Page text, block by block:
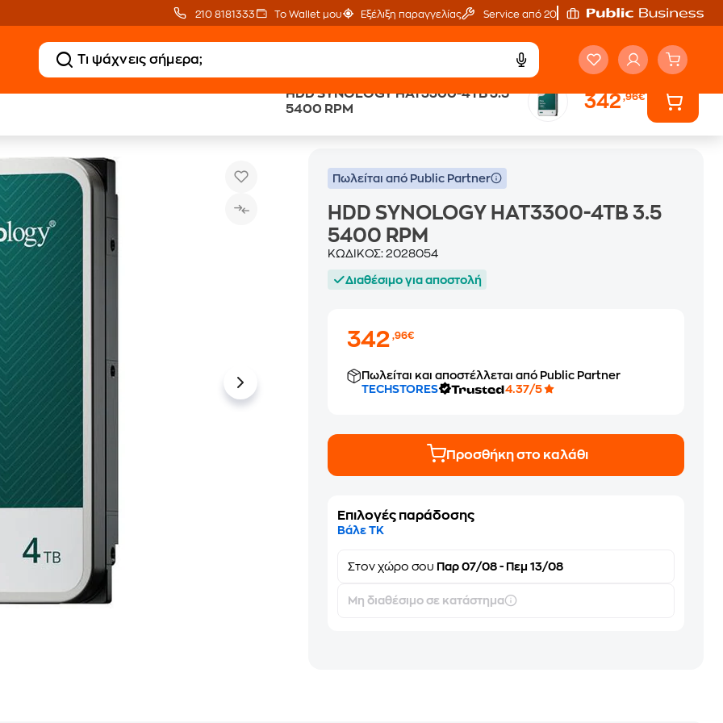
210 8181333 Το Wallet μου Εξέλιξη παραγγελίας Service από 20'
HDD SYNOLOGY HAT3300-4TB 3.5
5400 RPM
342,96€
HDD SYNOLOGY HAT3300-4TB 3.5 5400 RPM
Πωλείται από Public Partner
HDD SYNOLOGY HAT3300-4TB 3.5
5400 RPM
ΚΩΔΙΚΟΣ:2028054
Διαθέσιμο για αποστολή
342,96€
Πωλείται και αποστέλλεται από Public Partner
TECHSTORES
4.37/5
Προσθήκη στο καλάθι
Επιλογές παράδοσης
Βάλε ΤΚ
Στονχώρο σου Παρ 07/08 - Πεμ 13/08
Μη διαθέσιμο σε κατάστημα